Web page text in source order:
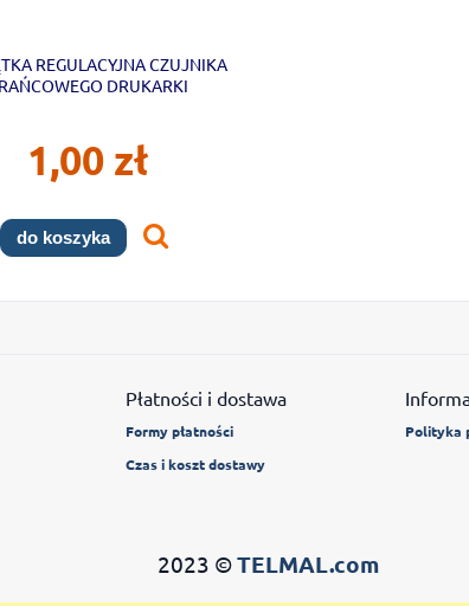
REGULACYJNA CZUJNIKA
DRUKARKI
1,00 zł
do koszyka
Płatności i dostawa
Formy płatności
Czas i koszt dostawy
Polityka
2023 ©TELMAL.com